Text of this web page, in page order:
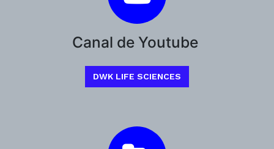
Canal de Youtube
DWK LIFE SCIENCES